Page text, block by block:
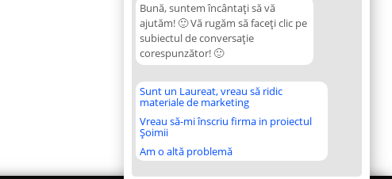
Bună, suntem încântați să vă
ajutăm! 🙂 Vă rugăm să faceți clic pe
subiectul de conversație
corespunzător! 🙂
Sunt un Laureat, vreau să ridic
materiale de marketing
Vreau să-mi înscriu firma in proiectul
Șoimii
Am o altă problemă